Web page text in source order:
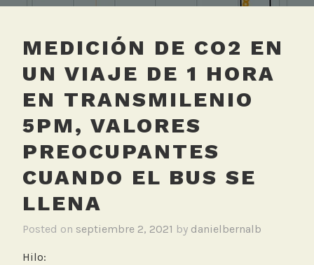
MEDICIÓN DE CO2 EN
UN VIAJE DE 1 HORA
EN TRANSMILENIO
5PM, VALORES
PREOCUPANTES
CUANDO EL BUS SE
LLENA
Posted on septiembre 2, 2021 by danielbernalb
Hilo: